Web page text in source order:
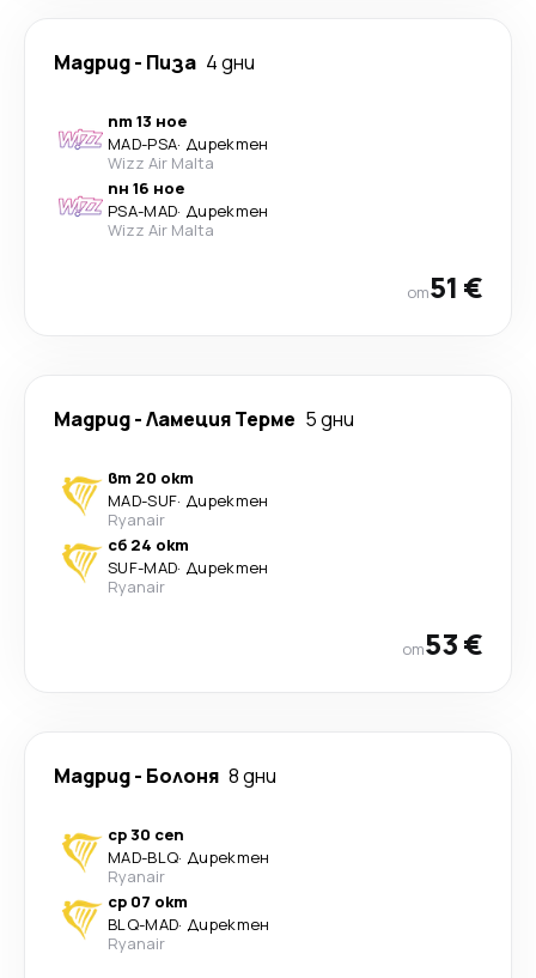
Мадрид- Пиза 4 дни
пт 13 ное
MAD-PSA· Директен
Wizz Air Malta
пн 16 ное
PSA-MAD· Директен
Wizz Air Malta
от51 €
Мадрид-Ламеция Терме 5 дни
вт 20 окт
MAD-SUF· Директен
Ryanair
сб 24 окт
SUF-MAD· Директен
Ryanair
от53 €
Мадрид- Болоня 8 дни
ср 30 сеп
MAD-BLQ· Директен
Ryanair
ср 07 окт
BLQ-MAD· Директен
Ryanair